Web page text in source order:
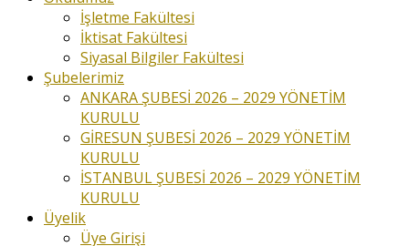
İşletme Fakültesi
İktisat Fakültesi
Siyasal Bilgiler Fakültesi
Şubelerimiz
ANKARA ŞUBESİ 2026 – 2029 YÖNETİM
KURULU
GİRESUN ŞUBESİ 2026 – 2029 YÖNETİM
KURULU
İSTANBUL ŞUBESİ 2026 – 2029 YÖNETİM
KURULU
Üyelik
Üye Girişi